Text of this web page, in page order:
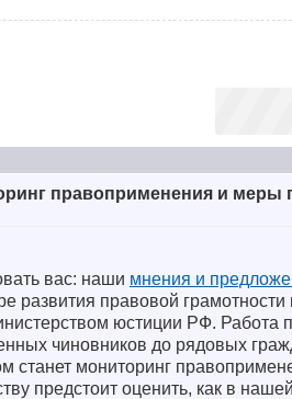
правоприменения и меры
вас: наши мнения и
развития правовой
юстиции РФ. Работа
чиновников до рядовых
станет мониторинг
предстоит оценить, как в